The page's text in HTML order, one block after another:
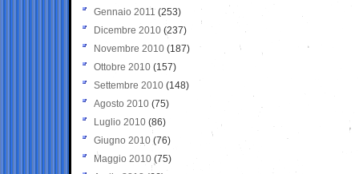
Gennaio 2011 (253)
Dicembre 2010 (237)
Novembre 2010 (187)
Ottobre 2010 (157)
Settembre 2010 (148)
Agosto 2010 (75)
Luglio 2010 (86)
Giugno 2010 (76)
Maggio 2010 (75)